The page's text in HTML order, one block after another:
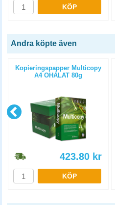
KÖP
Andra köpte även
Kopieringspapper Multicopy
A4 OHÅLAT 80g
423.80 kr
KÖP